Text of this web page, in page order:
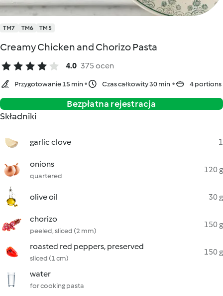
TM7 TM6 TM5
Creamy Chicken and Chorizo Pasta
4.0 375 ocen
Przygotowanie 15 min Czas całkowity 30 min 4 portions
Bezpłatna rejestracja
Składniki
garlic clove 1
onions
quartered
120 g
olive oil 30 g
chorizo
peeled, sliced (2 mm)
150 g
roasted red peppers, preserved
sliced (1 cm)
150 g
water
for cooking pasta